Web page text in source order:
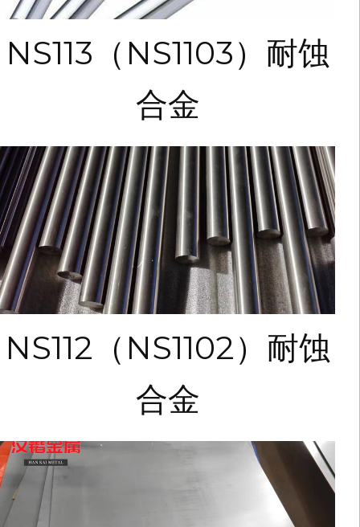
NS113（NS1103）耐蚀
合金
NS112（NS1102）耐蚀
合金